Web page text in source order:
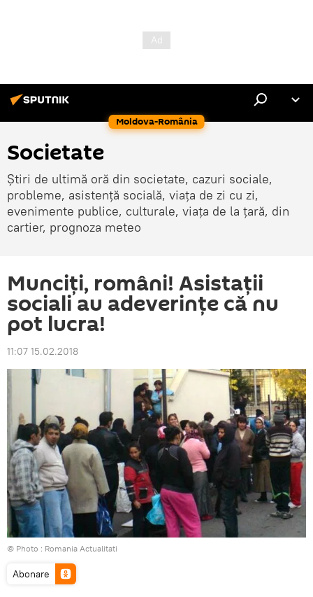
Moldova-România
Societate
Știri de ultimă oră din societate, cazuri sociale,
probleme, asistență socială, viața de zi cu zi,
evenimente publice, culturale, viața de la țară, din
cartier, prognoza meteo
Munciţi, români! Asistaţii
sociali au adeverinţe că nu
pot lucra!
11:07 15.02.2018
© Photo : Romania Actualitati
Abonare